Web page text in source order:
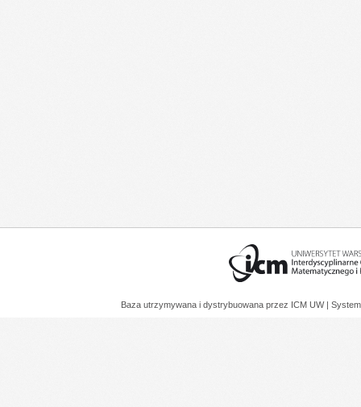
Baza utrzymywana i dystrybuowana przez ICM UW |